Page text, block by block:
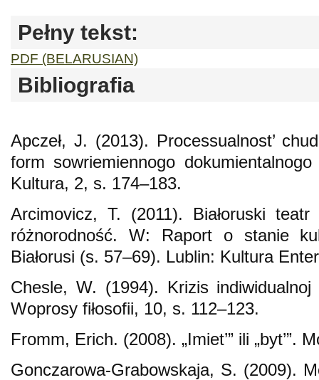
Pełny tekst:
PDF (BELARUSIAN)
Bibliografia
Apczeł, J. (2013). Processualnost’
form sowriemiennogo
Kultura, 2, s. 174–183.
Arcimovicz, T. (2011). Białoruski
różnorodność. W: Raport o stanie
Białorusi (s. 57–69). Lublin: Kultura
Chesle, W. (1994). Krizis
Woprosy fiłosofii, 10, s. 112–123.
Fromm, Erich. (2008). „Imiet’” ili „byt’”.
Gonczarowa-Grabowskaja, S. (2009).